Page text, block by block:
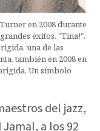
en 2008 durante
éxitos, "Tina!".
una de las
también en 2008 en
Un símbolo
del jazz,
a los 92